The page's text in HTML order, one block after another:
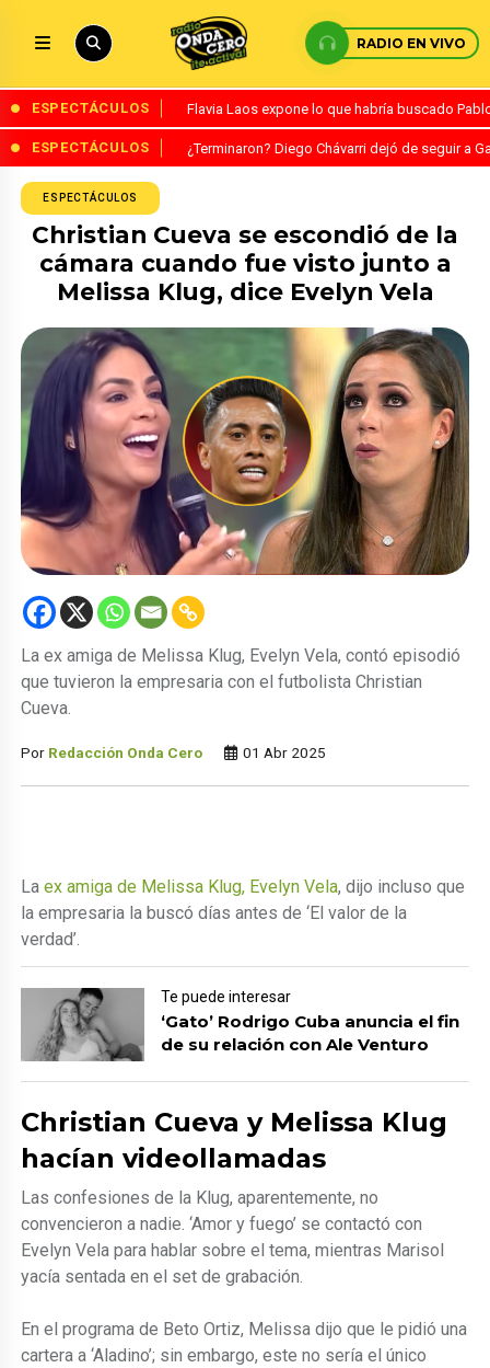
RADIO EN VIVO
ESPECTÁCULOS Flavia Laos expone lo que habría buscado
ESPECTÁCULOS ¿Terminaron? Diego Chávarri dejó de seguir a
ESPECTÁCULOS
Christian Cueva se escondió de la
cámara cuando fue visto junto a
Melissa Klug, dice Evelyn Vela
La ex amiga de Melissa Klug, Evelyn Vela, contó episodió
que tuvieron la empresaria con el futbolista Christian
Cueva.
Por Redacción Onda Cero 01 Abr 2025
Laex amiga de Melissa Klug, Evelyn Vela, dijo incluso que
la empresaria la buscó días antes de ‘El valor de la
verdad’.
Te puede interesar
‘Gato’ Rodrigo Cuba anuncia el fin
de su relación con Ale Venturo
Christian Cueva y Melissa Klug
hacían videollamadas
Las confesiones de la Klug, aparentemente, no
convencieron a nadie. ‘Amor y fuego’ se contactó con
Evelyn Vela para hablar sobre el tema, mientras Marisol
yacía sentada en el set de grabación.
En el programa de Beto Ortiz, Melissa dijo que le pidió una
cartera a ‘Aladino’; sin embargo, este no sería el único